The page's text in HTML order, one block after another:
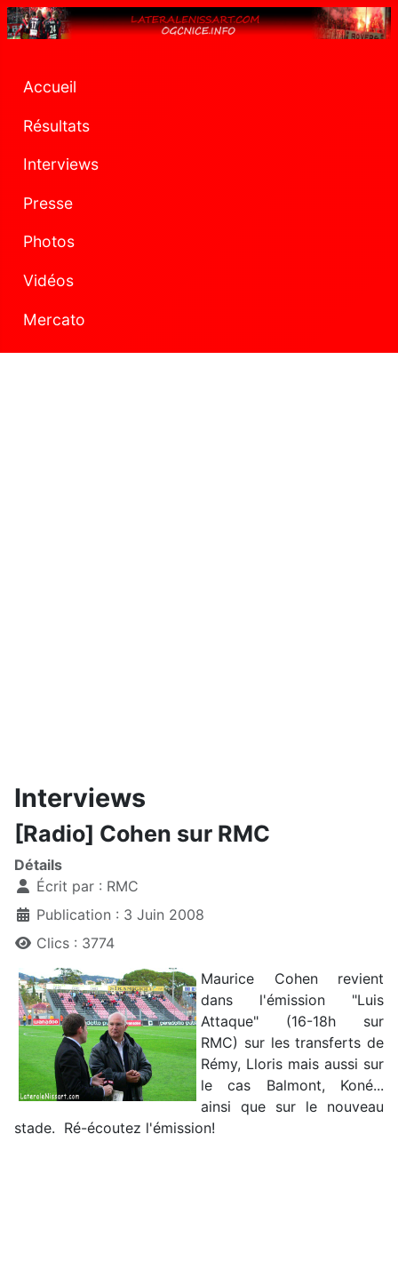
Accueil
Résultats
Interviews
Presse
Photos
Vidéos
Mercato
Interviews
[Radio] Cohen sur RMC
Détails
Écrit par : RMC
Publication : 3 Juin 2008
Clics : 3774
Maurice Cohen revient
dans l'émission "Luis
Attaque" (16-18h sur
RMC) sur les transferts de
Rémy, Lloris mais aussi sur
le cas Balmont, Koné...
ainsi que sur le nouveau
stade. Ré-écoutez l'émission!